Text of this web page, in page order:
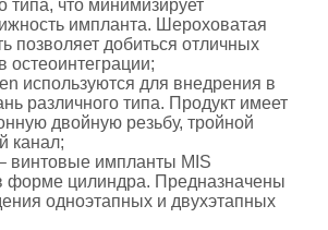
типа, что минимизирует
импланта. Шероховатая
позволяет добиться отличных
остеоинтеграции;
используются для внедрения в
различного типа. Продукт имеет
двойную резьбу, тройной
канал;
винтовые импланты MIS
форме цилиндра. Предназначены
одноэтапных и двухэтапных